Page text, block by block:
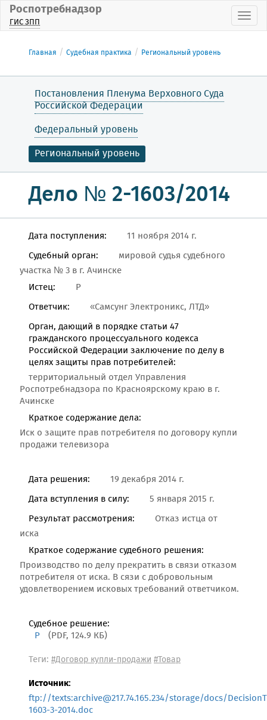
Роспотребнадзор
ГИС ЗПП
Главная Судебная практика Региональный уровень
Постановления Пленума Верховного Суда
Российской Федерации
Федеральный уровень
Региональный уровень
Дело № 2-1603/2014
Дата поступления:
11 ноября 2014 г.
Судебный орган:
мировой судья судебного
участка № 3 в г. Ачинске
Истец:
Р
Ответчик:
«Самсунг Электроникс, ЛТД»
Орган, дающий в порядке статьи 47
гражданского процессуального кодекса
Российской Федерации заключение по делу в
целях защиты прав потребителей:
территориальный отдел Управления
Роспотребнадзора по Красноярскому краю в г.
Ачинске
Краткое содержание дела:
Иск о защите прав потребителя по договору купли
продажи телевизора
Дата решения:
19 декабря 2014 г.
Дата вступления в силу:
5 января 2015 г.
Результат рассмотрения:
Отказ истца от
иска
Краткое содержание судебного решения:
Производство по делу прекратить в связи отказом
потребителя от иска. В сязи с добровольным
удовлетворением исковых требований ответчиком.
Судебное решение:
Р (PDF, 124.9 КБ)
Теги: #Договор купли-продажи#Товар
Источник:
ftp://texts:archive@217.74.165.234/storage/docs/
1603-3-2014.doc